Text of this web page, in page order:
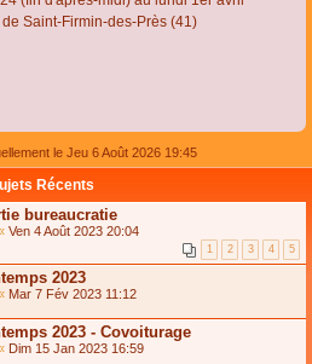
Saint-Firmin-des-Près (41)
le Jeu 6 Août 2026 19:45
Récents
bureaucratie
Ven 4 Août 2023 20:04
1 2 3 4 5
2023
Mar 7 Fév 2023 11:12
2023 - Covoiturage
Dim 15 Jan 2023 16:59